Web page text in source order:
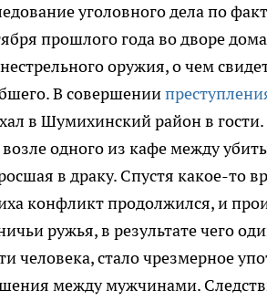
уголовного дела по
прошлого года во дворе
оружия, о чем
В совершении
в Шумихинский район в гости.
возле одного из кафе между
в драку. Спустя какое-то
конфликт продолжился, и
ружья, в результате чего
человека, стало чрезмерное
между мужчинами.